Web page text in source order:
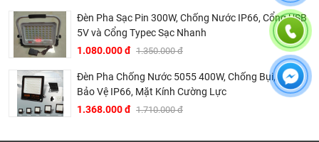
Đèn Pha Sạc Pin 300W, Chống Nước IP66, Cổng USB
5V và Cổng Typec Sạc Nhanh
1.080.000 đ 1.350.000 đ
Đèn Pha Chống Nước 5055 400W, Chống Bụi, Cấp
Bảo Vệ IP66, Mặt Kính Cường Lực
1.368.000 đ 1.710.000 đ